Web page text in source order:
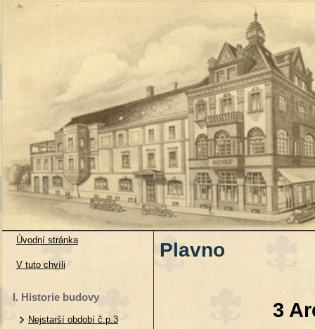
Úvodní stránka
V tuto chvíli
I. Historie budovy
Nejstarší období č.p.3
Plavno
3